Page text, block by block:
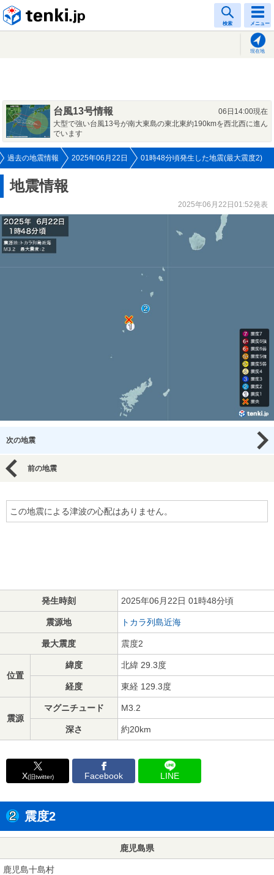
検索 メニュー
現在地
台風13号情報
06日14:00現在
大型で強い台風13号が南大東島の東北東約190kmを西北西に進ん
でいます
過去の地震情報 2025年06月22日 01時48分頃発生した地震(最大震度2)
地震情報
2025年06月22日01:52発表
次の地震
前の地震
この地震による津波の心配はありません。
発生時刻 2025年06月22日 01時48分頃
震源地 トカラ列島近海
最大震度 震度2
位置
緯度 北緯 29.3度
経度 東経 129.3度
震源
マグニチュード M3.2
深さ 約20km
X(旧twitter) Facebook LINE
震度2
鹿児島県
鹿児島十島村